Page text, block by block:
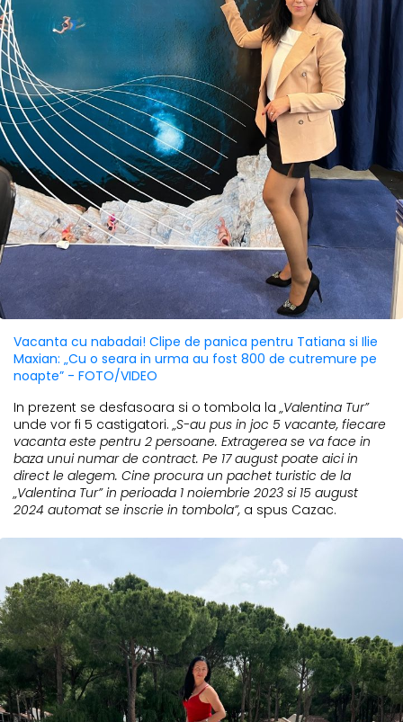
Vacanta cu nabadai! Clipe de panica pentru Tatiana si Ilie
Maxian: „Cu o seara in urma au fost 800 de cutremure pe
noapte” - FOTO/VIDEO
In prezent se desfasoara si o tombola la „Valentina Tur”
unde vor fi 5 castigatori. „S-au pus in joc 5 vacante, fiecare
vacanta este pentru 2 persoane. Extragerea se va face in
baza unui numar de contract. Pe 17 august poate aici in
direct le alegem. Cine procura un pachet turistic de la
„Valentina Tur” in perioada 1 noiembrie 2023 si 15 august
2024 automat se inscrie in tombola”, a spus Cazac.